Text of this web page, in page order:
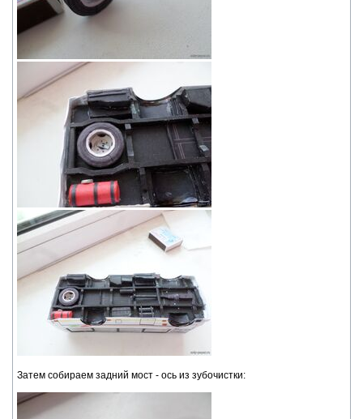
Затем собираем задний мост - ось из зубочистки: